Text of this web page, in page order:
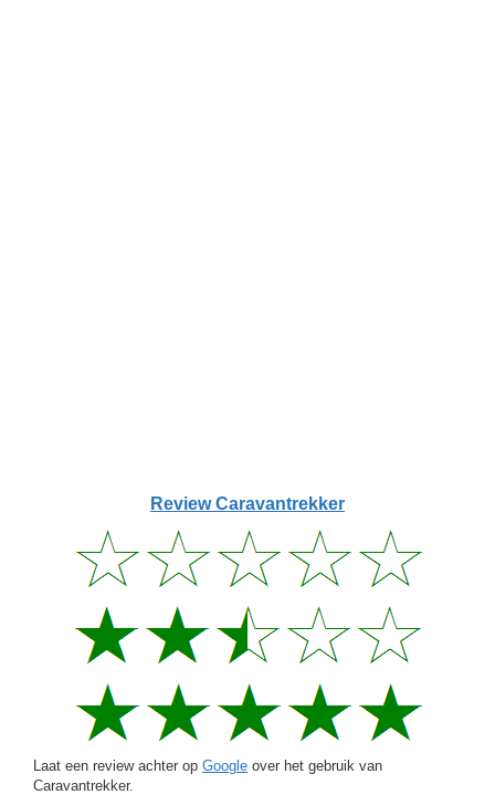
Review Caravantrekker
Laat een review achter op Google over het gebruik van
Caravantrekker.